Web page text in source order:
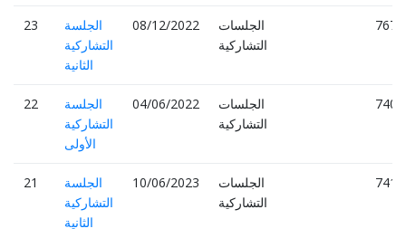
23
الجلسة
التشاركية
الثانية
08/12/2022
الجلسات
التشاركية
7670
22
الجلسة
التشاركية
الأولى
04/06/2022
الجلسات
التشاركية
7404
21
الجلسة
التشاركية
الثانية
10/06/2023
الجلسات
التشاركية
7411